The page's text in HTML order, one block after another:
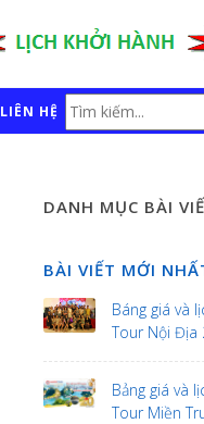
LIÊN HỆ
DANH MỤC BÀI
BÀI VIẾT MỚI
Báng giá và
Tour Nội Địa
Bảng giá và
Tour Miền